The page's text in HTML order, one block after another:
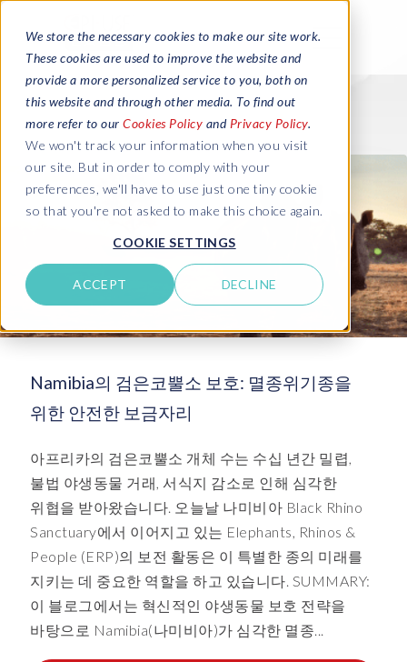
We store the necessary cookies to make our site work.
These cookies are used to improve the website and
provide a more personalized service to you, both on
this website and through other media. To find out
more refer to our Cookies Policy and Privacy Policy.
We won't track your information when you visit
our site. But in order to comply with your
preferences, we'll have to use just one tiny cookie
so that you're not asked to make this choice again.
COOKIE SETTINGS
ACCEPT DECLINE
Namibia의 검은코뿔소 보호: 멸종위기종을
위한 안전한 보금자리
아프리카의 검은코뿔소 개체 수는 수십 년간 밀렵,
불법 야생동물 거래, 서식지 감소로 인해 심각한
위협을 받아왔습니다. 오늘날 나미비아 Black Rhino
Sanctuary에서 이어지고 있는 Elephants, Rhinos &
People (ERP)의 보전 활동은 이 특별한 종의 미래를
지키는 데 중요한 역할을 하고 있습니다. SUMMARY:
이 블로그에서는 혁신적인 야생동물 보호 전략을
바탕으로 Namibia(나미비아)가 심각한 멸종...